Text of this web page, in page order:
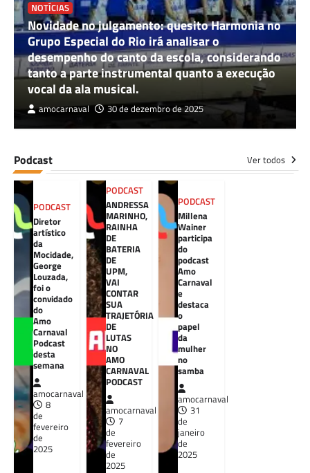
NOTÍCIAS
Novidade no julgamento: quesito Harmonia no
Grupo Especial do Rio irá analisar o
desempenho do canto da escola, considerando
tanto a parte instrumental quanto a execução
vocal da ala musical.
amocarnaval 30 de dezembro de 2025
Podcast Ver todos
PODCAST
Diretor
artístico
da
Mocidade,
George
Louzada,
foi o
convidado
do
Amo
Carnaval
Podcast
desta
semana
amocarnaval
8
de
fevereiro
de
2025
PODCAST
ANDRESSA
MARINHO,
RAINHA
DE
BATERIA
DE
UPM,
VAI
CONTAR
SUA
TRAJETÓRIA
DE
LUTAS
NO
AMO
CARNAVAL
PODCAST
amocarnaval
7
de
fevereiro
de
2025
PODCAST
Millena
Wainer
participa
do
podcast
Amo
Carnaval
e
destaca
o
papel
da
mulher
no
samba
amocarnaval
31
de
janeiro
de
2025